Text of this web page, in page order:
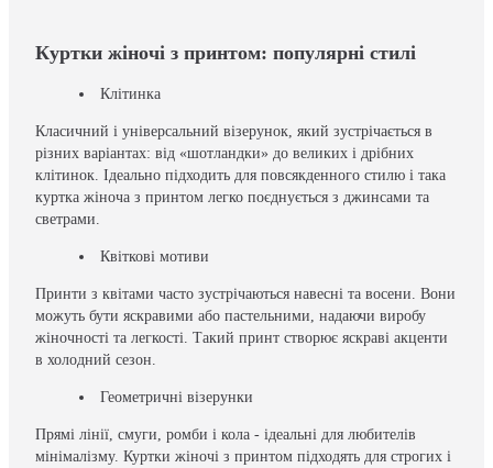
Куртки жіночі з принтом: популярні стилі
Клітинка
Класичний і універсальний візерунок, який зустрічається в
різних варіантах: від «шотландки» до великих і дрібних
клітинок. Ідеально підходить для повсякденного стилю і така
куртка жіноча з принтом легко поєднується з джинсами та
светрами.
Квіткові мотиви
Принти з квітами часто зустрічаються навесні та восени. Вони
можуть бути яскравими або пастельними, надаючи виробу
жіночності та легкості. Такий принт створює яскраві акценти
в холодний сезон.
Геометричні візерунки
Прямі лінії, смуги, ромби і кола - ідеальні для любителів
мінімалізму. Куртки жіночі з принтом підходять для строгих і